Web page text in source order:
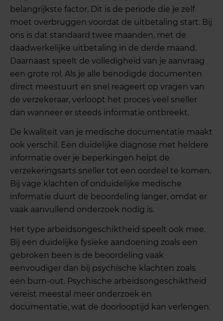
belangrijkste factor. Dit is de periode die je zelf
moet overbruggen voordat de uitbetaling start. Bij
ons is dat standaard twee maanden, met de
daadwerkelijke uitbetaling in de derde maand.
Daarnaast speelt de volledigheid van je aanvraag
een grote rol. Als je alle benodigde documenten
direct meestuurt en snel reageert op vragen van
de verzekeraar, verloopt het proces veel sneller
dan wanneer er steeds informatie ontbreekt.
De kwaliteit van je medische documentatie maakt
ook verschil. Een duidelijke diagnose met heldere
informatie over je beperkingen helpt de
verzekeringsarts sneller tot een oordeel te komen.
Bij vage klachten of onduidelijke medische
informatie duurt de beoordeling langer, omdat er
vaak aanvullend onderzoek nodig is.
Het type arbeidsongeschiktheid speelt ook mee.
Bij een duidelijke fysieke aandoening zoals een
gebroken been is de beoordeling vaak
eenvoudiger dan bij psychische klachten zoals
een burn-out. Psychische arbeidsongeschiktheid
vereist meestal meer onderzoek en
documentatie, wat de doorlooptijd kan verlengen.